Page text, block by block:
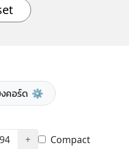
คอร์ด ⚙️
94 + Compact